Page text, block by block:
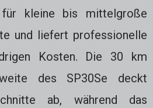
für kleine bis mittelgroße
und liefert professionelle
Kosten. Die 30 km
des SP30Se deckt
ab, während das